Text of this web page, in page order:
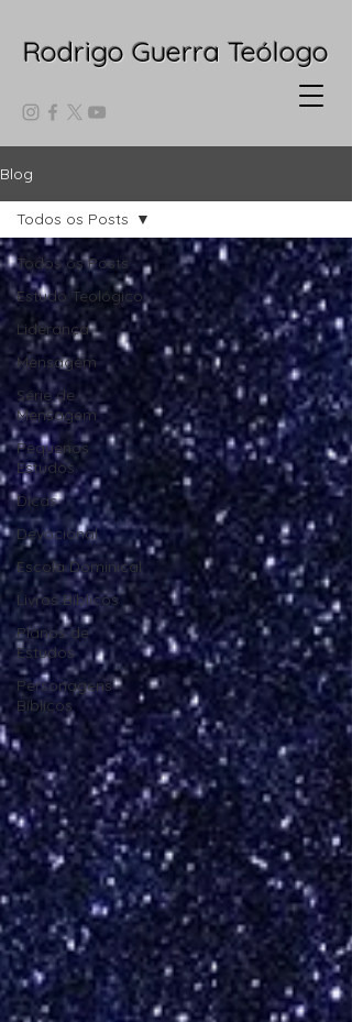
Rodrigo Guerra Teólogo
Blog
Todos os Posts
Estudo Teológico
Liderança
Mensagem
Série de
Mensagem
Pequenos
Estudos
Dicas
Devocional
Escola Dominical
Livros Bíblicos
Planos de
Estudos
Personagens
Bíblicos
Todos os Posts